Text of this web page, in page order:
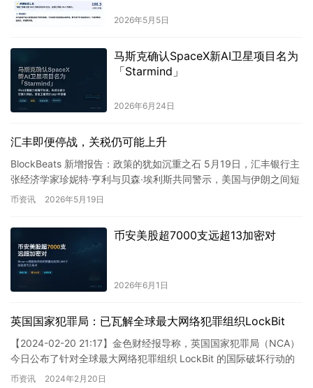
2026年5月5日
马斯克确认SpaceX新AI卫星项目名为
「Starmind」
2026年6月24日
汇丰即便停战，关税仍可能上升
BlockBeats 新增报告：政策的犹如沉重之石 5月19日，汇丰银行主
张经济学家珍妮特·亨利与贝森·埃利斯共同警示，美国与伊朗之间短
期的和平协议将不可避免地引发更大政策调整。 …
币资讯 2026年5月19日
币安美股超7000支远超13加密对
2026年6月1日
英国国家犯罪局：已瓦解全球最大网络犯罪组织LockBit
【2024-02-20 21:17】金色财经报导称，英国国家犯罪局（NCA）
今日公布了针对全球最大网络犯罪组织 LockBit 的国际破坏行动的
详细内容。NCA 表示已掌控 Loc…
币资讯 2024年2月20日